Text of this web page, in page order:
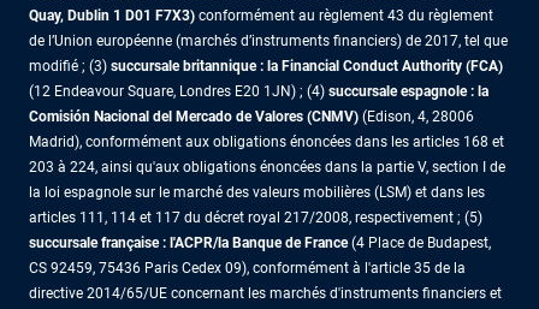
Quay, Dublin 1 D01 F7X3) conformément au règlement 43 du règlement
de l’Union européenne (marchés d’instruments financiers) de 2017, tel que
modifié ; (3) succursale britannique : la Financial Conduct Authority (FCA)
(12 Endeavour Square, Londres E20 1JN) ; (4) succursale espagnole : la
Comisión Nacional del Mercado de Valores (CNMV) (Edison, 4, 28006
Madrid), conformément aux obligations énoncées dans les articles 168 et
203 à 224, ainsi qu'aux obligations énoncées dans la partie V, section I de
la loi espagnole sur le marché des valeurs mobilières (LSM) et dans les
articles 111, 114 et 117 du décret royal 217/2008, respectivement ; (5)
succursale française : l'ACPR/la Banque de France(4 Place de Budapest,
CS 92459, 75436 Paris Cedex 09), conformément à l'article 35 de la
directive 2014/65/UE concernant les marchés d'instruments financiers et